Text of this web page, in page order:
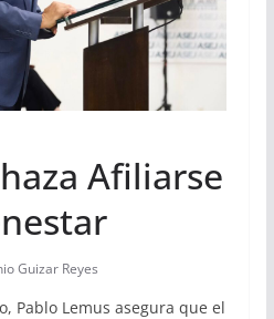
Afiliarse
Guizar Reyes
Pablo Lemus asegura que el